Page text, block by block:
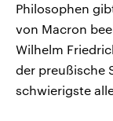
Philosophen
von Macron
Wilhelm
der preußische
schwierigste